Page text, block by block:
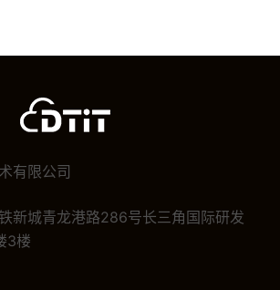
有限公司
新城青龙港路286号长三角国际研发
3楼